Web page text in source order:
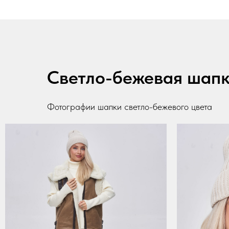
Светло-бежевая
Фотографии шапки светло-бежевого цвета